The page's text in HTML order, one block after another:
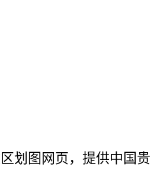
划图网页，提供中国贵